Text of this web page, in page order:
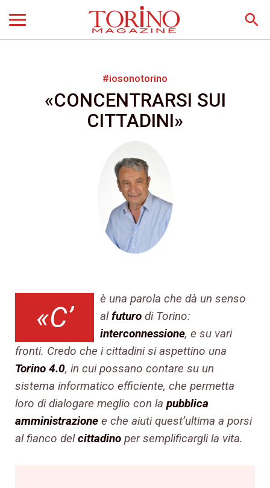
search
#iosonotorino
«CONCENTRARSI SUI
CITTADINI»
«C’
è una parola che dà un senso
alfuturo di Torino:
interconnessione, e su vari
fronti. Credo che i cittadini si aspettino una
Torino 4.0, in cui possano contare su un
sistema informatico efficiente, che permetta
loro di dialogare meglio con la pubblica
amministrazione e che aiuti quest’ultima a porsi
al fianco delcittadino per semplificargli la vita.